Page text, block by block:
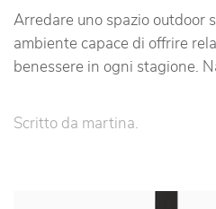
Arredare uno spazio outdoor
ambiente capace di offrire
benessere in ogni stagione.
Scritto da martina.